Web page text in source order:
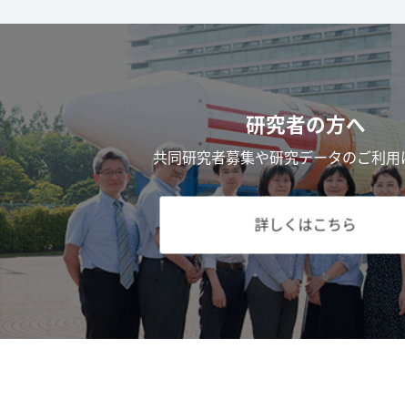
研究者の方へ
共同研究者募集や研究データのご利用
詳しくはこちら